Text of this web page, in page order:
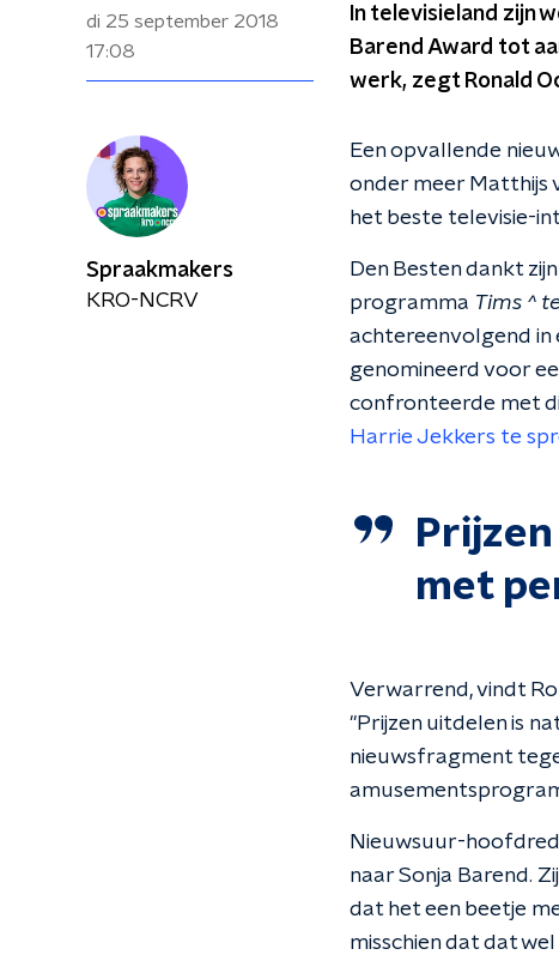
di 25 september 2018
17:08
In televisieland zijn
Barend Award tot
werk, zegt Ronald
Een opvallende
onder meer Matthijs
het beste televisie-
Den Besten dankt
programma Tims ^
achtereenvolgend in
genomineerd voor
confronteerde met
Harrie Jekkers te
met
Verwarrend, vindt
"Prijzen uitdelen is
nieuwsfragment
Nieuwsuur-
naar Sonja Barend.
dat het een beetje
misschien dat dat
Spraakmakers
KRO-NCRV